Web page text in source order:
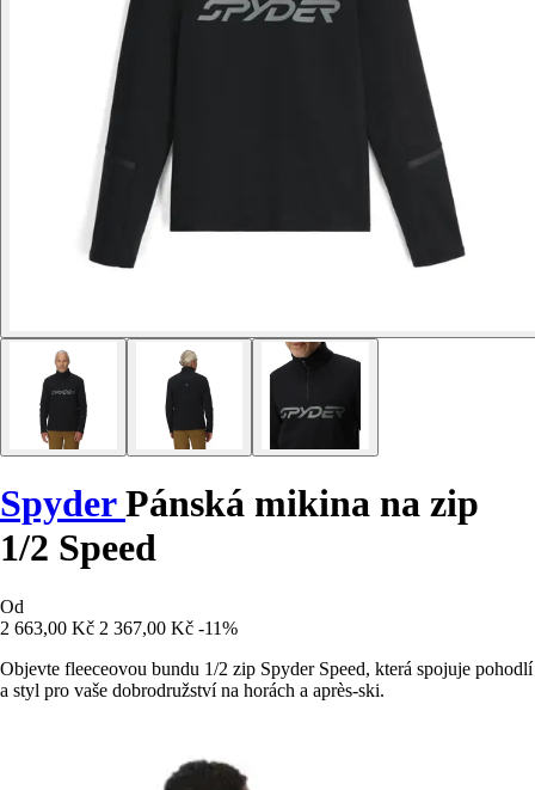
SpyderPánská mikina na zip
1/2 Speed
Od
2 663,00 Kč 2 367,00 Kč -11%
Objevte fleeceovou bundu 1/2 zip Spyder Speed, která spojuje pohodlí
a styl pro vaše dobrodružství na horách a après-ski.